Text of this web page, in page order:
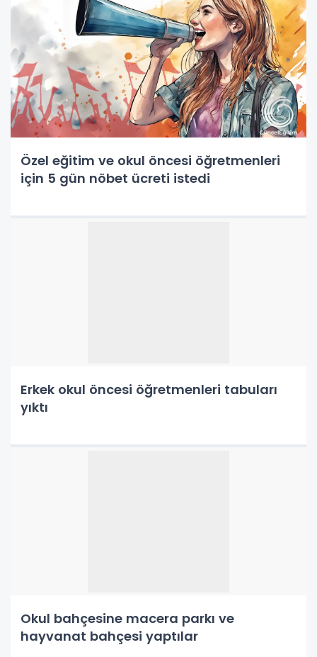
Özel eğitim ve okul öncesi öğretmenleri
için 5 gün nöbet ücreti istedi
Erkek okul öncesi öğretmenleri tabuları
yıktı
Okul bahçesine macera parkı ve
hayvanat bahçesi yaptılar